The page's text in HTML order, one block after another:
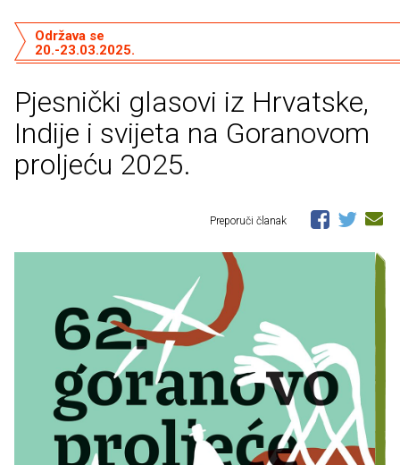
Pjesnički glasovi iz Hrvatske,
Indije i svijeta na Goranovom
proljeću 2025.
Održava se
20.-23.03.2025.
Preporuči članak